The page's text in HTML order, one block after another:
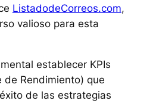
ListadodeCorreos.com,
valioso para esta
establecer KPIs
de Rendimiento) que
de las estrategias